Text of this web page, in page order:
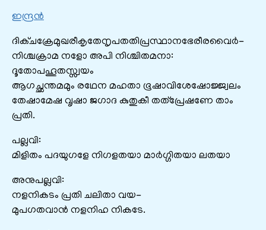
ഇന്ദ്രൻ
ദിക്ചക്രേമുഖരീകൃതേനൃപതതിപ്രസ്ഥാനഭേരീരവൈർ-
നിശ്ചക്രാമ നളോ അപി നിശ്ചിതമനാ:
ദൂതോപഹൂതസ്സ്വയം
ആഗച്ഛന്തമമും രഥേന മഹതാ ഭൂഷാവിശേഷോജ്ജ്വലം
തേഷാമേഷ വൃഷാ ജഗാദ കുതുകീ തത്പ്രേഷണേ താം
പ്രതി.
പല്ലവി:
മിളിതം പദയുഗളേ നിഗളതയാ മാർഗ്ഗിതയാ ലതയാ
അനുപല്ലവി:
നളനികടം പ്രതി ചലിതാ വയ-
മുപഗതവാൻ നളനിഹ നികടേ.